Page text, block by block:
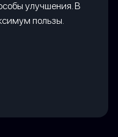
улучшения. В
пользы.